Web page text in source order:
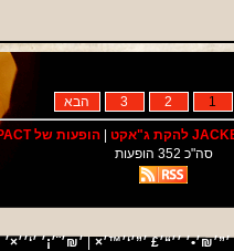
הבא 3 2 1
הופעות של IMPACT
סה"כ 352 הופעות
׳”׳₪׳•׳ ׳׳“׳£ ׳”׳‘׳™׳×